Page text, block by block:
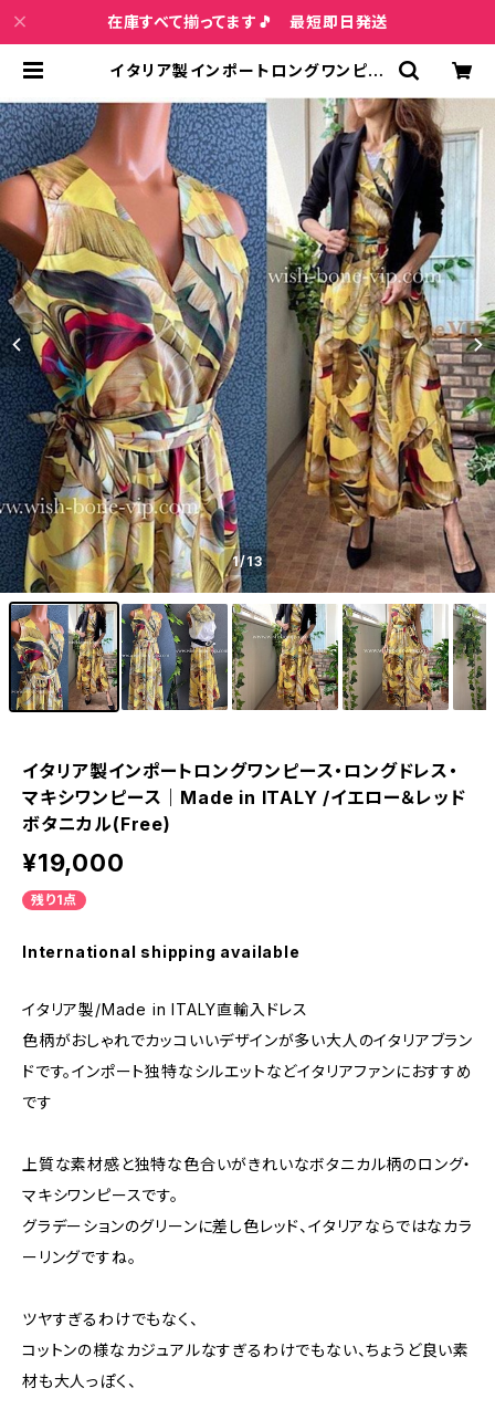
在庫すべて揃ってます🎵 最短即日発送
イタリア製インポートロングワンピー
Made in ITALY /イエロー＆レッド
ボタニカル(Free) | インポートファッ
ション＆ジュエリー Wish Bone VIP
1/13
イタリア製インポートロングワンピース・ロングドレス・
マキシワンピース｜Made in ITALY /イエロー＆レッド
ボタニカル(Free)
¥19,000
残り1点
International shipping available
イタリア製/Made in ITALY直輸入ドレス
色柄がおしゃれでカッコいいデザインが多い大人のイタリアブラン
ドです。インポート独特なシルエットなどイタリアファンにおすすめ
です
上質な素材感と独特な色合いがきれいなボタニカル柄のロング・
マキシワンピースです。
グラデーションのグリーンに差し色レッド、イタリアならではなカラ
ーリングですね。
ツヤすぎるわけでもなく、
コットンの様なカジュアルなすぎるわけでもない、ちょうど良い素
材も大人っぽく、